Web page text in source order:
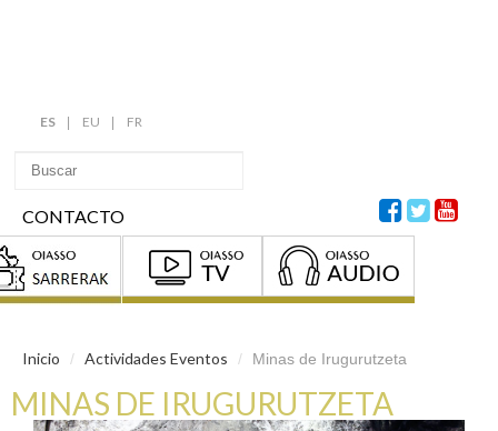
ES EU FR
CONTACTO
Inicio / Actividades Eventos / Minas de Irugurutzeta
MINAS DE IRUGURUTZETA